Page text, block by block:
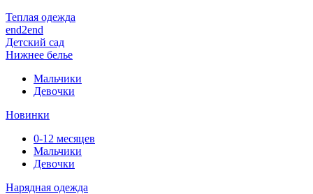
Теплая одежда
end2end
Детский сад
Нижнее белье
Мальчики
Девочки
Новинки
0-12 месяцев
Мальчики
Девочки
Нарядная одежда